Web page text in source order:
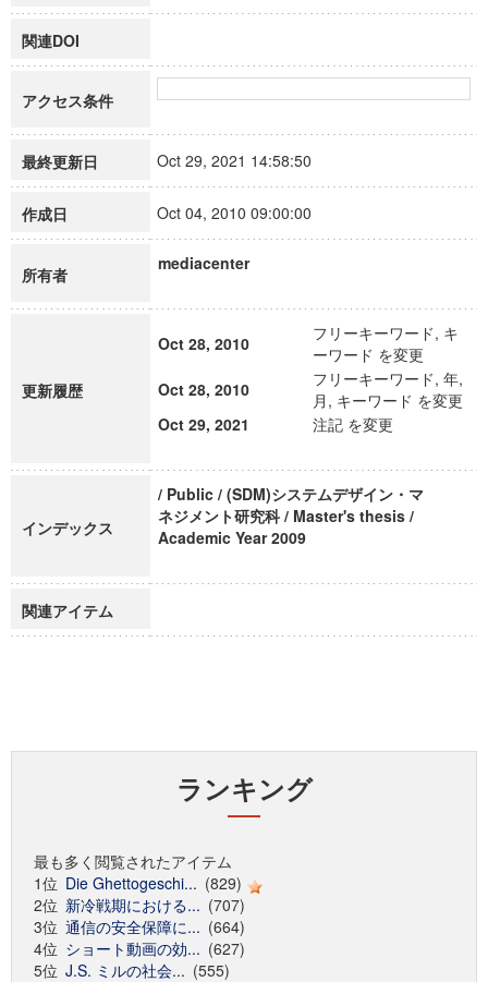
関連DOI
アクセス条件
最終更新日 Oct 29, 2021 14:58:50
作成日 Oct 04, 2010 09:00:00
所有者
mediacenter
更新履歴
Oct 28, 2010
フリーキーワード, キ
ーワード を変更
Oct 28, 2010
フリーキーワード, 年,
月, キーワード を変更
Oct 29, 2021
注記 を変更
インデックス
/ Public / (SDM)システムデザイン・マ
ネジメント研究科 / Master's thesis /
Academic Year 2009
関連アイテム
ランキング
最も多く閲覧されたアイテム
1位 Die Ghettogeschi... (829)
2位 新冷戦期における... (707)
3位 通信の安全保障に... (664)
4位 ショート動画の効... (627)
5位 J.S. ミルの社会... (555)